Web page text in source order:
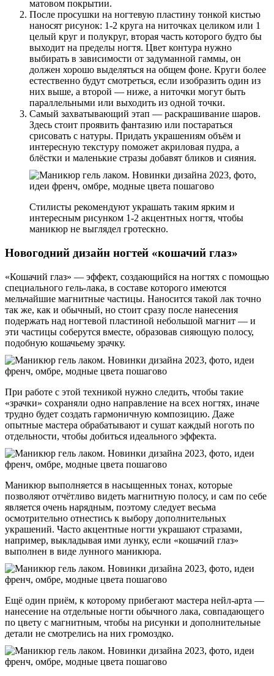
матовом покрытии.
После просушки на ногтевую пластину тонкой кистью
наносят рисунок: 1-2 круга на ниточках целиком или 1
целый круг и полукруг, вторая часть которого будто бы
выходит на пределы ногтя. Цвет контура нужно
выбирать в зависимости от задуманной гаммы, он
должен хорошо выделяться на общем фоне. Круги более
естественно будут смотреться, если изобразить один из
них выше, а второй — ниже, а ниточки могут быть
параллельными или выходить из одной точки.
Самый захватывающий этап — раскрашивание шаров.
Здесь стоит проявить фантазию или постараться
срисовать с натуры. Придать украшениям объём и
интересную текстуру поможет акриловая пудра, а
блёстки и маленькие стразы добавят бликов и сияния.
Стилисты рекомендуют украшать таким ярким и
интересным рисунком 1-2 акцентных ногтя, чтобы
маникюр не выглядел гротескно.
Новогодний дизайн ногтей «кошачий глаз»
«Кошачий глаз» — эффект, создающийся на ногтях с помощью
специального гель-лака, в составе которого имеются
мельчайшие магнитные частицы. Наносится такой лак точно
так же, как и обычный, но стоит сразу после нанесения
подержать над ногтевой пластиной небольшой магнит — и
эти частицы соберутся вместе, образовав сияющую полосу,
подобную кошачьему зрачку.
При работе с этой техникой нужно следить, чтобы такие
«зрачки» сохраняли одно направление на всех ногтях, иначе
трудно будет создать гармоничную композицию. Даже
опытные мастера обрабатывают и сушат каждый ноготь по
отдельности, чтобы добиться идеального эффекта.
Маникюр выполняется в насыщенных тонах, которые
позволяют отчётливо видеть магнитную полосу, и сам по себе
является очень нарядным, поэтому следует весьма
осмотрительно отнестись к выбору дополнительных
украшений. Часто акцентные ногти украшают стразами,
например, выкладывая ими лунку, если «кошачий глаз»
выполнен в виде лунного маникюра.
Ещё один приём, к которому прибегают мастера нейл-арта —
нанесение на отдельные ногти обычного лака, совпадающего
по цвету с магнитным, чтобы на рисунки и дополнительные
детали не смотрелись на них громоздко.